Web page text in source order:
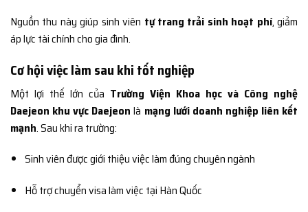
Nguồn thu này giúp sinh viên tự trang trải sinh hoạt phí, giảm
áp lực tài chính cho gia đình.
Cơ hội việc làm sau khi tốt nghiệp
Một lợi thế lớn của Trường Viện Khoa học và Công nghệ
Daejeon khu vực Daejeon là mạng lưới doanh nghiệp liên kết
mạnh. Sau khi ra trường:
Sinh viên được giới thiệu việc làm đúng chuyên ngành
Hỗ trợ chuyển visa làm việc tại Hàn Quốc